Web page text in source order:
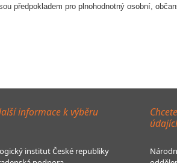
předpokladem pro plnohodnotný osobní,
informace k výběru
institut České republiky